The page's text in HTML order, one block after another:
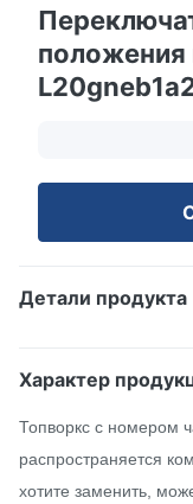
положения
Детали продукта
Характер
Топворкс с номером
распространяется
хотите заменить,